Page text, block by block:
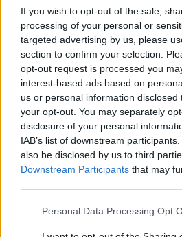
If you wish to opt-out of the sale,
processing of your personal or
targeted advertising by us, please
section to confirm your selection.
opt-out request is processed you
interest-based ads based on
us or personal information
your opt-out. You may separately
disclosure of your personal
IAB’s list of downstream
also be disclosed by us to third
Downstream Participants that may
Personal Data Processing Opt
Celníci odhalili gang překupníků
stovku ptáků
5.8.2026 20:13 (ČTK)
zajištěním zvířat celníkům pomohly zoo
ostravské zahradě také papoušci
tiskové zprávě nawebucelníků to
Martina Kaňková. Případem se zabývá
Island vyhostí aktivisty bojující
pronásledovali velrybáře
5.8.2026 19:54 ( ČTK)